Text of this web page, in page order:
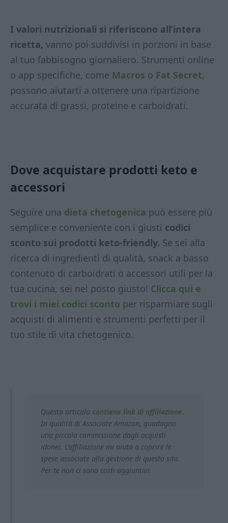
I valori nutrizionali si riferiscono all’intera
ricetta, vanno poi suddivisi in porzioni in base
al tuo fabbisogno giornaliero. Strumenti online
o app specifiche, come Macros o Fat Secret,
possono aiutarti a ottenere una ripartizione
accurata di grassi, proteine e carboidrati.
Dove acquistare prodotti keto e
accessori
Seguire una dieta chetogenica può essere più
semplice e conveniente con i giusti codici
sconto sui prodotti keto-friendly. Se sei alla
ricerca di ingredienti di qualità, snack a basso
contenuto di carboidrati o accessori utili per la
tua cucina, sei nel posto giusto! Clicca qui e
trovi i miei codici sconto per risparmiare sugli
acquisti di alimenti e strumenti perfetti per il
tuo stile di vita chetogenico.
Questo articolo contiene link di affiliazione.
In qualità di Associate Amazon, guadagno
una piccola commissione dagli acquisti
idonei. L’affiliazione mi aiuta a coprire le
spese associate alla gestione di questo sito.
Per te non ci sono costi aggiuntivi.